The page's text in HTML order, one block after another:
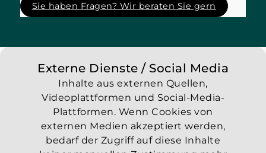
Sie haben Fragen? Wir beraten Sie gern
Externe Dienste / Social Media
Inhalte aus externen Quellen,
Videoplattformen und Social-Media-
Plattformen. Wenn Cookies von
externen Medien akzeptiert werden,
bedarf der Zugriff auf diese Inhalte